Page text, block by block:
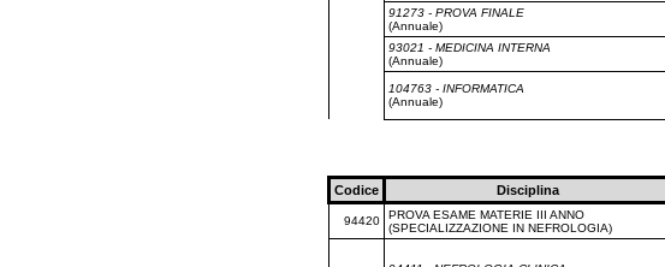
91273 - PROVA FINALE
(Annuale)
93021 - MEDICINA INTERNA
(Annuale)
104763 - INFORMATICA
(Annuale)
Codice Disciplina
94420
PROVA ESAME MATERIE III ANNO
(SPECIALIZZAZIONE IN NEFROLOGIA)